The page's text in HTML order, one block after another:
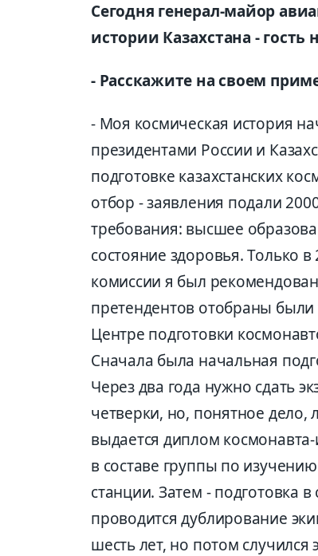
Сегодня генерал-майор
истории Казахстана -
- Расскажите на своем
- Моя космическая история
президентами России и
подготовке казахстанских
отбор - заявления подали
требования: высшее
состояние здоровья. Только
комиссии я был
претендентов отобраны были
Центре подготовки
Сначала была начальная
Через два года нужно сдать
четверки, но, понятное дело,
выдается диплом
в составе группы по
станции. Затем - подготовка
проводится дублирование
шесть лет, но потом